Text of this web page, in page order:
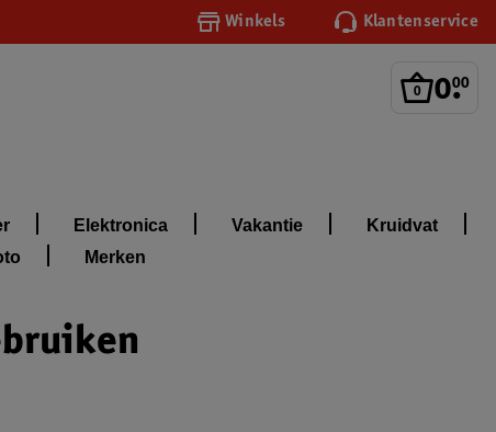
Winkels Klantenservice
0.
00
Elektronica Vakantie
Kruidvat
Merken